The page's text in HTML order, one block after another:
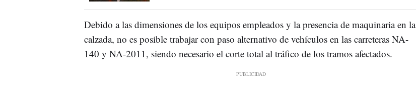
Debido a las dimensiones de los equipos empleados y la presencia de maquinaria en la
calzada, no es posible trabajar con paso alternativo de vehículos en las carreteras NA-
140 y NA-2011, siendo necesario el corte total al tráfico de los tramos afectados.